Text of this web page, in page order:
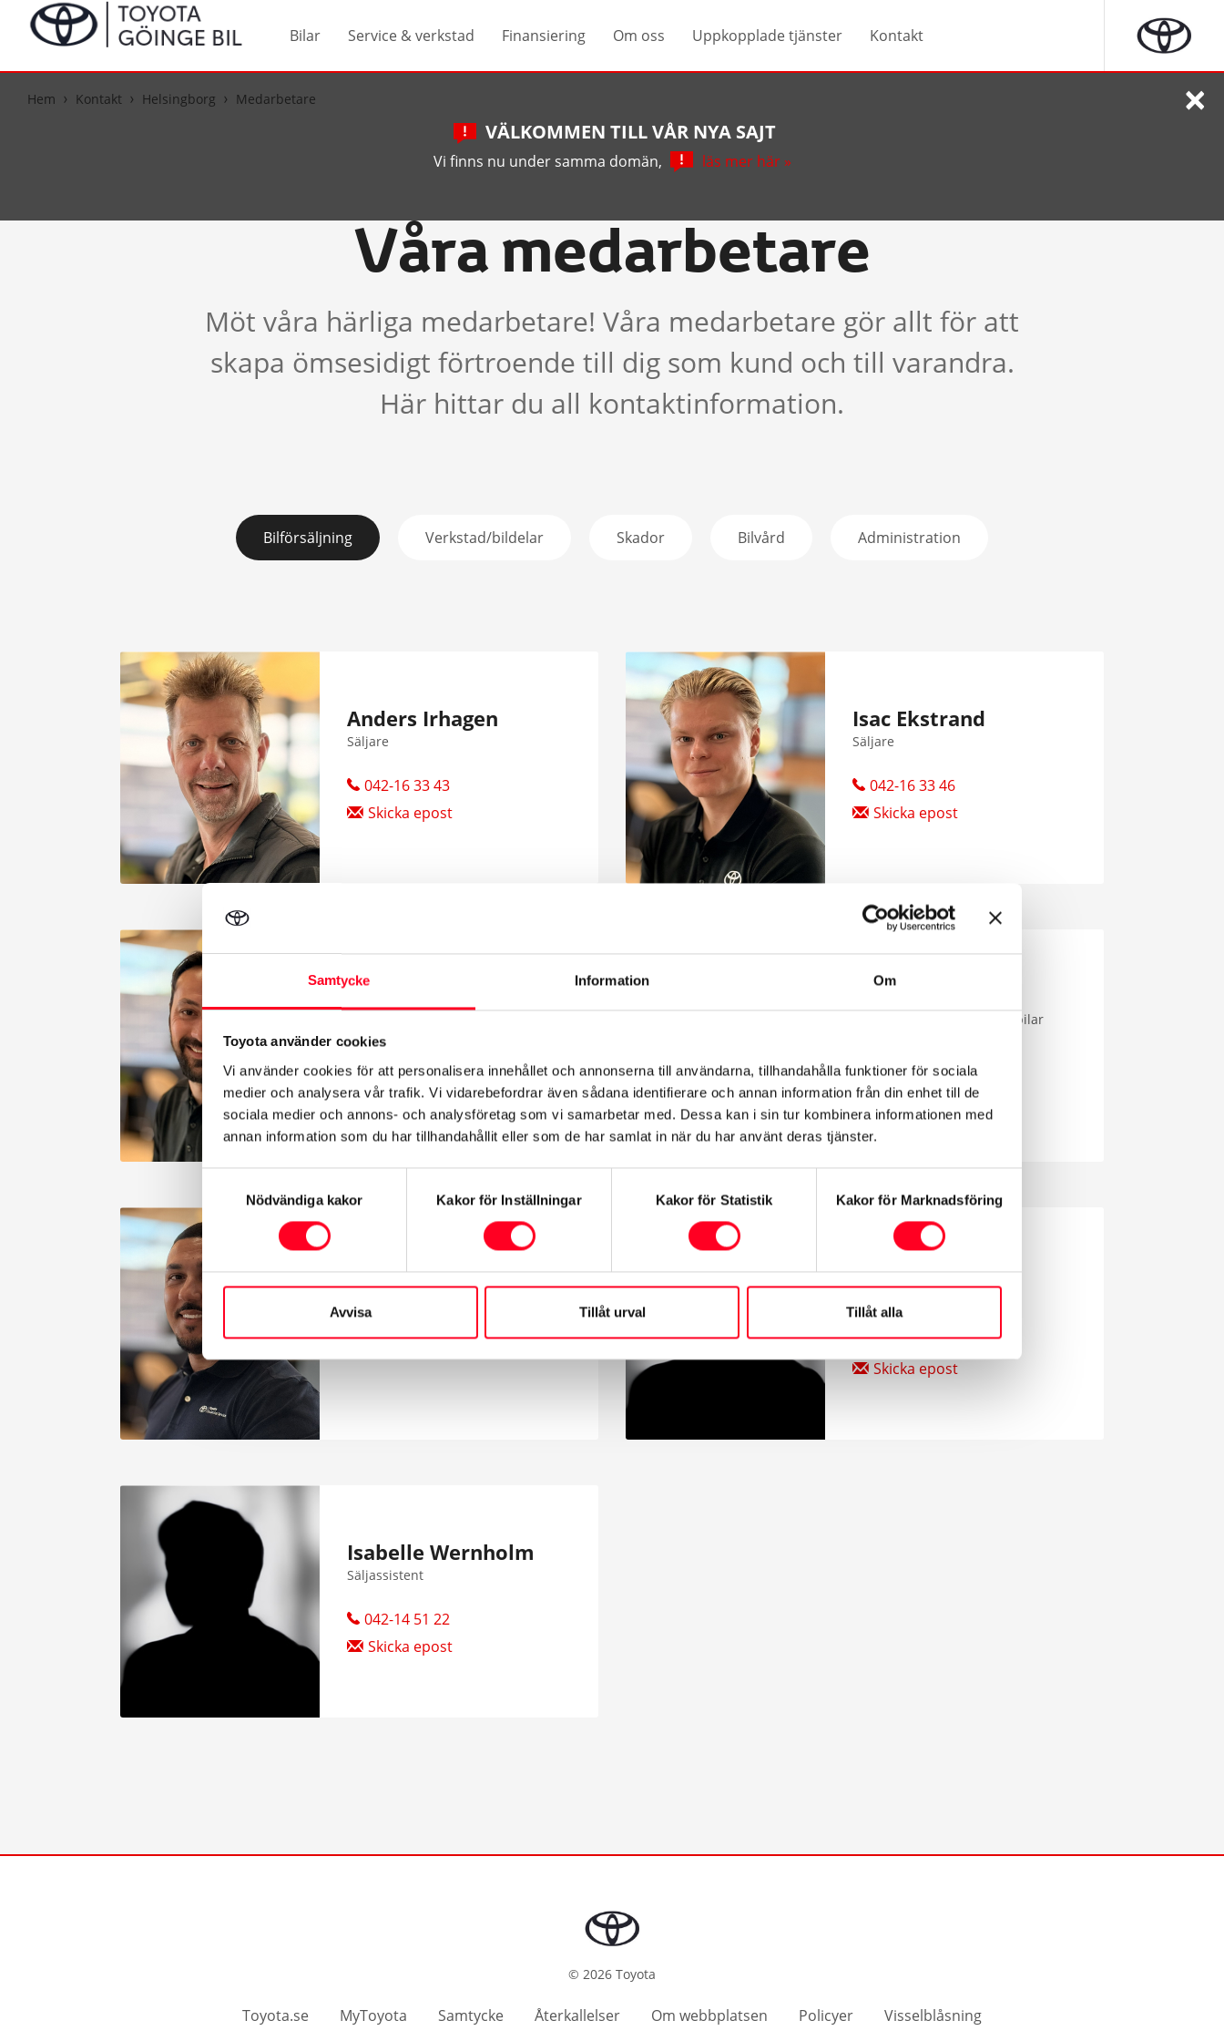
Samtycke Information Om
Toyota använder cookies
Vi använder cookies för att personalisera innehållet och annonserna till användarna, tillhandahålla funktioner för sociala
medier och analysera vår trafik. Vi vidarebefordrar även sådana identifierare och annan information från din enhet till de
sociala medier och annons- och analysföretag som vi samarbetar med. Dessa kan i sin tur kombinera informationen med
annan information som du har tillhandahållit eller som de har samlat in när du har använt deras tjänster.
Nödvändiga kakor
Kakor för Inställningar Kakor för Statistik Kakor för Marknadsföring
Avvisa Tillåt urval Tillåt alla
Bilar Service & verkstad Finansiering Om oss Uppkopplade tjänster Kontakt
Hem Kontakt Helsingborg Medarbetare
VÄLKOMMEN TILL VÅR NYA SAJT
Vi finns nu under samma domän, läs mer här »
×
Våra medarbetare
Möt våra härliga medarbetare! Våra medarbetare gör allt för att
skapa ömsesidigt förtroende till dig som kund och till varandra.
Här hittar du all kontaktinformation.
Bilförsäljning Verkstad/bildelar Skador Bilvård Administration
Anders Irhagen
Säljare
042-16 33 43
Skicka epost
Isac Ekstrand
Säljare
042-16 33 46
Skicka epost
042-40 01 490
Skicka epost
Säljare Företag / Transportbilar
042-4001493
Skicka epost
Jasin Al-juburi Sakura Maass
042-16 33 47
Skicka epost
Isabelle Wernholm
Säljassistent
042-14 51 22
Skicka epost
© 2026 Toyota
Toyota.se MyToyota Samtycke Återkallelser Om webbplatsen Policyer Visselblåsning